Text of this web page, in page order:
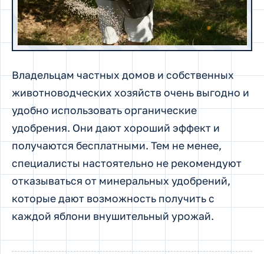
Владельцам частных домов и собственных
животноводческих хозяйств очень выгодно и
удобно использовать органические
удобрения. Они дают хороший эффект и
получаются бесплатными. Тем не менее,
специалисты настоятельно не рекомендуют
отказываться от минеральных удобрений,
которые дают возможность получить с
каждой яблони внушительный урожай.